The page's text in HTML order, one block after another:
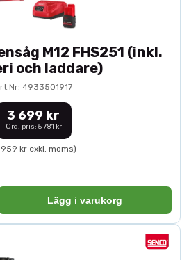
M12 FHS251 (inkl.
och laddare)
4933501917
3 699 kr
Ord. pris: 5 781 kr
kr exkl. moms)
Lägg i varukorg